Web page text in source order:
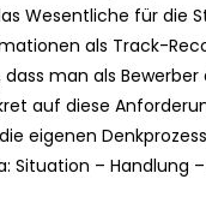
Wesentliche für die
als Track-
man als
auf diese
eigenen
– Handlung –